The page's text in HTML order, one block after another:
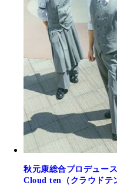
秋元康総合プロデュー
Cloud ten（クラウドテ